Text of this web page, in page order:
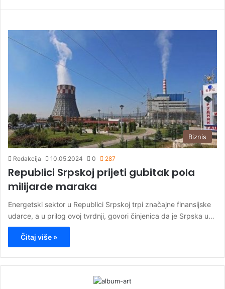
Biznis
Redakcija 10.05.2024 0 287
Republici Srpskoj prijeti gubitak pola
milijarde maraka
Energetski sektor u Republici Srpskoj trpi značajne finansijske
udarce, a u prilog ovoj tvrdnji, govori činjenica da je Srpska u…
Čitaj više »